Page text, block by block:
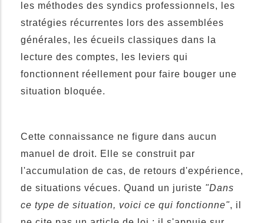
les méthodes des syndics professionnels, les
stratégies récurrentes lors des assemblées
générales, les écueils classiques dans la
lecture des comptes, les leviers qui
fonctionnent réellement pour faire bouger une
situation bloquée.
Cette connaissance ne figure dans aucun
manuel de droit. Elle se construit par
l'accumulation de cas, de retours d'expérience,
de situations vécues. Quand un juriste "Dans
ce type de situation, voici ce qui fonctionne", il